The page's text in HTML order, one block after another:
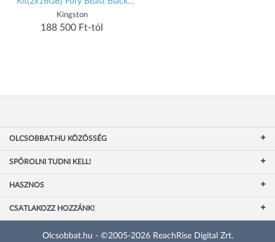
(KF556C36BBEK2-32)
Kingston
188 500 Ft-tól
OLCSOBBAT.HU KÖZÖSSÉG
SPÓROLNI TUDNI KELL!
HASZNOS
CSATLAKOZZ HOZZÁNK!
Olcsobbat.hu - ©2005-2026 ReachRise Digital Zrt.